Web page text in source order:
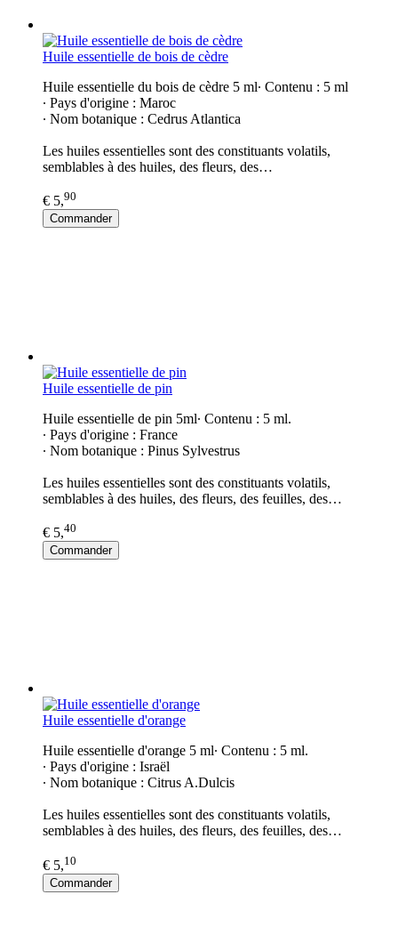
Huile essentielle de bois de cèdre
Huile essentielle du bois de cèdre 5 ml∙ Contenu : 5 ml
∙ Pays d'origine : Maroc
∙ Nom botanique : Cedrus Atlantica
Les huiles essentielles sont des constituants volatils,
semblables à des huiles, des fleurs, des…
€ 5,90
Commander
Huile essentielle de pin
Huile essentielle de pin 5ml∙ Contenu : 5 ml.
∙ Pays d'origine : France
∙ Nom botanique : Pinus Sylvestrus
Les huiles essentielles sont des constituants volatils,
semblables à des huiles, des fleurs, des feuilles, des…
€ 5,40
Commander
Huile essentielle d'orange
Huile essentielle d'orange 5 ml∙ Contenu : 5 ml.
∙ Pays d'origine : Israël
∙ Nom botanique : Citrus A.Dulcis
Les huiles essentielles sont des constituants volatils,
semblables à des huiles, des fleurs, des feuilles, des…
€ 5,10
Commander